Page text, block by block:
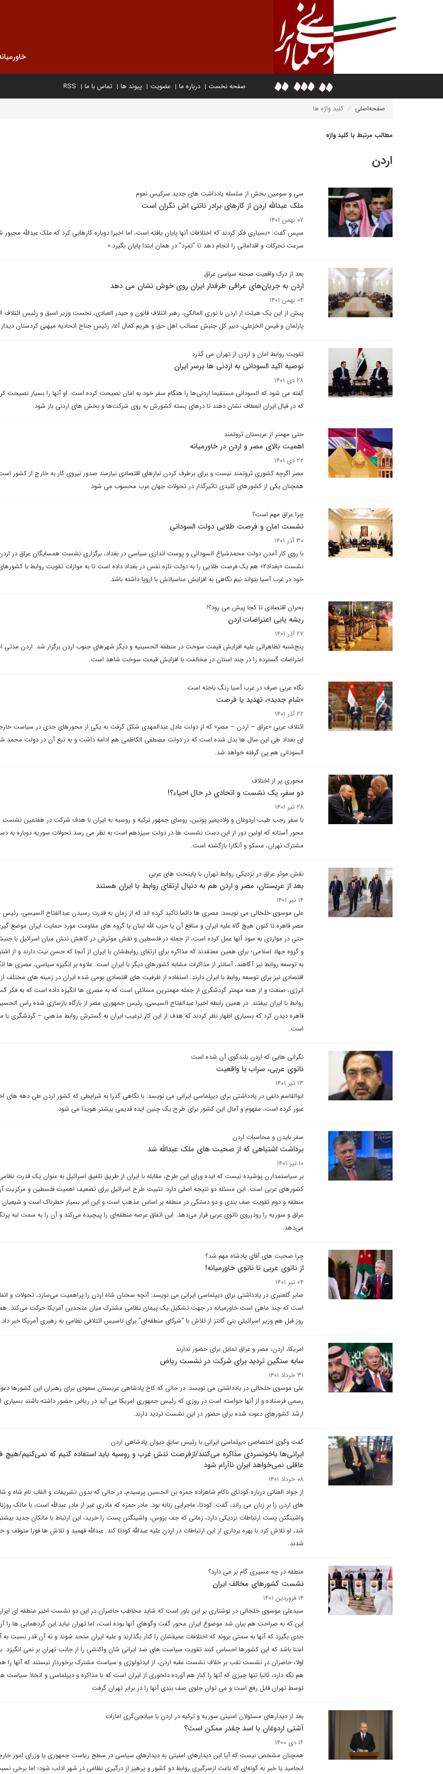
صفحه نخست درباره ما عضویت پیوند ها تماس با ما RSS
صفحه‌اصلی کلید واژه ها
مطالب مرتبط با کلید واژه
اردن
سی و سومین بخش از سلسله یادداشت های جدید سرکیس نعوم
ملک عبدالله اردن ‌از کارهای برادر ناتنی اش نگران است
۰۷ بهمن ۱۴۰۱
سپس گفت: «بسیاری فکر کردند که اختلافات آنها پایان یافته است، اما اخیرا دوباره کارهایی کرد که ملک عبدالله مجبور
سرعت تحرکات و اقداماتی را انجام دهد تا "تمرد" در همان ابتدا پایان بگیرد.»
بعد از درک واقعیت صحنه سیاسی عراق
اردن به جریان‌های عراقی طرفدار ایران روی خوش نشان می دهد
۰۴ بهمن ۱۴۰۱
پیش از این یک هیئت از اردن با نوری المالکی، رهبر ائتلاف قانون و حیدر العبادی، نخست وزیر اسبق و رئیس ائتلاف
پارلمان و قیس الخزعلی، دبیر کل جنبش عصائب اهل حق و هریم کمال آغا، رئیس جناح اتحادیه میهنی کردستان دیدار
تقویت روابط امان و اردن از تهران می گذرد
توصیه اکید السودانی به اردنی ها برسر ایران
۲۸ دی ۱۴۰۱
گفته می شود که السودانی مستقیما اردنی‌ها را هنگام سفر خود به امان نصیحت کرده است. او آنها را بسیار نصیحت
که در قبال ایران انعطاف نشان دهند تا درهای بسته کشورش به روی شرکت‌ها و بخش های اردنی باز شود.
حتی مهمتر از عربستان ثروتمند
اهمیت بالای مصر و اردن در خاورمیانه
۲۲ دی ۱۴۰۱
مصر اگرچه کشوری ثروتمند نیست و برای برطرف کردن نیازهای اقتصادی نیازمند صدور نیروی کار به خارج از کشور
همچنان یکی از کشورهای کلیدی تاثیرگذار در تحولات جهان عرب محسوب می شود.
چرا عراق مهم است؟
نشست امان و فرصت طلایی دولت السودانی
۳۰ آذر ۱۴۰۱
با روی کار آمدن دولت محمدشیاع السودانی و پوست اندازی سیاسی در بغداد، برگزاری نشست همسایگان عراق در
نشست «بغداد۲» هم یک فرصت طلایی را به دولت تازه نفس در بغداد داده است تا به موازات تقویت روابط با
خود در غرب آسیا بتواند نیم نگاهی به افزایش مناسباتش با اروپا داشته باشد.
بحران اقتصادی تا کجا پیش می رود؟!
ریشه یابی اعتراضات اردن
۲۷ آذر ۱۴۰۱
پنج‌شنبه تظاهراتی علیه افزایش قیمت سوخت در منطقه الحسینیه و دیگر شهرهای جنوب اردن برگزار شد. اردن
اعتراضات گسترده را در چند استان در مخالفت با افزایش قیمت سوخت شاهد است.
نگاه عربی صرف در غرب آسیا رنگ باخته است
«شام جدید»، تهدید یا فرصت
۲۲ آذر ۱۴۰۱
ائتلاف عربی «عراق – اردن – مصر» که از دولت عادل عبدالمهدی شکل گرفت به یکی از محورهای جدی در سیاست
ای بغداد طی این سال ها بدل شده است که در دولت مصطفی الکاظمی هم ادامه داشت و به تبع آن در دولت محمد
السودانی هم پی گرفته خواهد شد.
محوری پر از اختلاف
دو سفر، یک نشست و اتحادی در حال احیاء؟!
۲۸ تیر ۱۴۰۱
با سفر رجب طیب اردوغان و ولادیمیر پوتین، روسای جمهور ترکیه و روسیه به ایران با هدف شرکت در هفتمین
محور آستانه که اولین دور از این دست نشست ها در دولت سیزدهم است به نظر می رسد تحولات سوریه دوباره به
مشترک تهران، مسکو و آنکارا بازگشته است.
نقش موثر عراق در نزدیکی روابط تهران با پایتخت های عربی
بعد از عربستان، مصر و اردن هم به دنبال ارتقای روابط با ایران هستند
۱۴ تیر ۱۴۰۱
علی موسوی خلخالی می نویسد: مصری ها دائما تاکید کرده اند که از زمان به قدرت رسیدن عبدالفتاح السیسی،
مصر قاهره تا کنون هیچ گاه علیه ایران و منافع آن یا حزب الله لبنان یا گروه های مقاومت مورد حمایت ایران موضع
حتی در مواردی به سود آنها عمل کرده است، از جمله در فلسطین و نقش موثرش در کاهش تنش میان اسرائیل با
و گروه جهاد اسلامی؛ برای همین معتقدند که مذاکره برای ارتقای روابطشان با ایران از آنجا که حسن نیت دارند و از
به توسعه روابط نیز آگاهند، آسانتر از مذاکرات مشابه کشورهای دیگر با ایران است. علاوه بر انگیزه سیاسی، مصری ها
اقتصادی نیز برای توسعه روابط با ایران دارند. استفاده از ظرفیت های اقتصادی بومی شده ایران در زمینه های مختلف
انرژی، صنعت و از همه مهمتر گردشگری از جمله مهمترین مسائلی است که به مصری ها انگیزه داده است که به فکر
روابط با ایران بیفتند. در همین رابطه اخیرا عبدالفتاح السیسی، رئیس جمهوری مصر از بارگاه بازسازی شده راس
قاهره دیدن کرد که بسیاری اظهار نظر کردند که هدف از این کار ترغیب ایران به گسترش روابط مذهبی – گردشگری با
است.
نگرانی هایی که اردن بلندگوی آن شده است
ناتوی عربی، سراب یا واقعیت
۱۳ تیر ۱۴۰۱
ابوالقاسم دلفی در یادداشتی برای دیپلماسی ایرانی می نویسد: با نگاهی گذرا به شرایطی که کشور اردن طی دهه های
عبور کرده است، مفهوم و آمال این کشور برای طرح یک چنین ایده قدیمی بیشتر هویدا می شود.
سفر بایدن و محاسبات اردن
برداشت اشتباهی که از صحبت های ملک عبدالله شد
۱۰ تیر ۱۴۰۱
بر سیاستمدارن پوشیده نیست که ایده ورای این طرح، مقابله با ایران از طریق تلفیق اسرائیل به عنوان یک قدرت
کشورهای عربی است. این مسئله دو نتیجه اصلی دارد: تثبیت طرح اسرائیل برای تضعیف اهمیت فلسطین و مرکزیت
منطقه و دوم تقویت صف بندی و دو دستگی در منطقه بر اساس مذهب است و این امر بسیار خطرناک است و
عراق و سوریه را رودرروی ناتوی عربی قرار می‌دهد. این اتفاق عرصه منطقه‌ای را پیچیده می‌کند و آن را به سمت لبه
می‌دهد.
چرا صحبت های آقای پادشاه مهم شد؟
از ناتوی عربی تا ناتوی خاورمیانه!
۰۴ تیر ۱۴۰۱
صابر گلعنبری در یادداشتی برای دیپلماسی ایرانی می نویسد: آنچه سخنان شاه اردن را پراهمیت می‌‌سازد، تحولات و
است که چند ماهی است خاورمیانه در جهت تشکیل یک پیمان نظامی مشترک میان متحدین آمریکا حرکت می‌کند.
روز قبل هم وزیر اسرائیلی بنی گانتز از تلاش با "شرکای منطقه‌ای" برای تاسیس ائتلافی نظامی به رهبری آمریکا خبر داد.
امریکا، اردن، مصر و عراق تمایل برای حضور ندارند
سایه سنگین تردید برای شرکت در نشست ریاض
۳۱ خرداد ۱۴۰۱
علی موسوی خلخالی در یادداشتی می نویسد: در حالی که کاخ پادشاهی عربستان سعودی برای رهبران این کشورها
رسمی فرستاده و از آنها خواسته است در روزی که رئیس جمهوری امریکا می آید در ریاض حضور داشته باشند بسیاری
ارشد کشورهای دعوت شده برای حضور در این نشست تردید دارند.
گفت وگوی اختصاصی دیپلماسی ایرانی با رئیس سابق دیوان پادشاهی اردن
ایرانی‌ها باخونسردی مذاکره می‌کنند/ازفرصت تنش غرب و روسیه باید استفاده کنیم که نمی‌کنیم/هیچ
عاقلی نمی‌خواهد ایران ناآرام شود
۰۸ خرداد ۱۴۰۱
از جواد العنانی درباره کودتای ناکام شاهزاده حمزه بن الحسین پرسیدم، در حالی که بدون تشریفات و القاب نام شاه و
های اردن را بر زبان می راند، گفت: کودتا، ماجرایی زنانه بود. مادر حمزه که مادری غیر از مادر عبدالله است، با مالک
واشینگتن پست ارتباطات نزدیکی دارد، زمانی که جف بزوس، واشینگتن پست را خرید، این ارتباط با مالکان جدید
شد، او تلاش کرد با بهره برداری از این ارتباطات در اردن علیه عبدالله کودتا کند. عبدالله فهمید و تلاش ها فورا متوقف و
شدند.
منطقه در چه مسیری گام بر می دارد؟
نشست کشورهای مخالف ایران
۱۴ فروردین ۱۴۰۱
سیدعلی موسوی خلخالی در نوشتاری بر این باور است که شاید مخاطب حاضران در این دو نشست اخیر منطقه ای
این که به صراحت هم بیان شد موضوع ایران محور گفت وگوهای آنها بوده است، اما تهران نباید این گردهمایی ها را
جدی بگیرد که آنها به سمتی بروند که اختلافات عمیقشان را کنار بگذارند و علیه ایران متحد شوند و نه آن قدر نسبت
اعتنا باشد که این کشورها احساس کنند تقویت سیاست های ضد ایرانی شان واکنشی را از جانب تهران بر نمی انگیزد.
اولا، حاضران در نشست نقب بر خلاف نشست عقبه اردن، از ایدئولوژی و سیاست مشترک برخوردار نیستند که آنها را
هم نگه دارد، ثانیا تنها چیزی که آنها را کنار هم آورده دلخوری از ایران است که با مذاکره و دیپلماسی و اتخاذ
توسط تهران قابل رفع است و می توان جلوی صف بندی آنها را در برابر تهران گرفت
بعد از دیدارهای مسئولان امنیتی سوریه و ترکیه در اردن با میانجی‌گری امارات
آشتی اردوغان با اسد چقدر ممکن است؟
۱۶ دی ۱۴۰۰
همچنان مشخص نیست که آیا این دیدارهای امنیتی به دیدارهای سیاسی در سطح ریاست جمهوری یا وزرای امور
انجامید یا خیر به گونه‌ای که باعث ازسرگیری روابط دو کشور و پرهیز از درگیری نظامی در شهر ادلب شود؛ اما برخی